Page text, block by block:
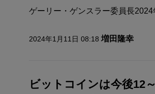
ゲーリー・ゲンスラー委員長
2024年1月11日 08:18 増田隆幸
ビットコインは今後12